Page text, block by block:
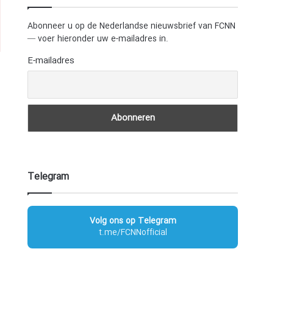
Abonneer u op de Nederlandse nieuwsbrief van FCNN
— voer hieronder uw e-mailadres in.
E-mailadres
Telegram
Volg ons op Telegram
t.me/FCNNofficial